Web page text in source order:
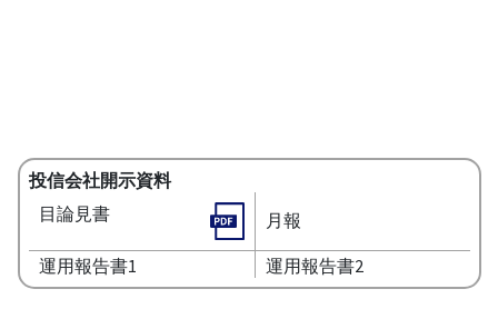
投信会社開示資料
目論見書
月報
運用報告書1 運用報告書2